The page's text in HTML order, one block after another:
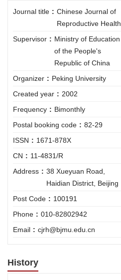
Journal title : Chinese Journal of
Reproductive Health
Supervisor : Ministry of Education
of the People's
Republic of China
Organizer : Peking University
Created year : 2002
Frequency : Bimonthly
Postal booking code : 82-29
ISSN : 1671-878X
CN : 11-4831/R
Address : 38 Xueyuan Road,
Haidian District, Beijing
Post Code : 100191
Phone : 010-82802942
Email : cjrh@bjmu.edu.cn
History